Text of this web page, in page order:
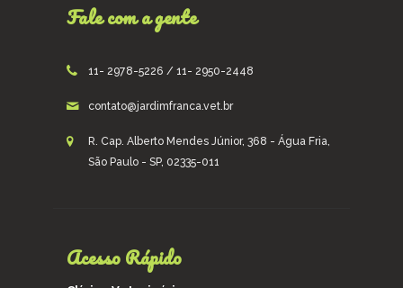
Fale com a gente
11- 2978-5226 / 11- 2950-2448
contato@jardimfranca.vet.br
R. Cap. Alberto Mendes Júnior, 368 - Água Fria,
São Paulo - SP, 02335-011
Acesso Rápido